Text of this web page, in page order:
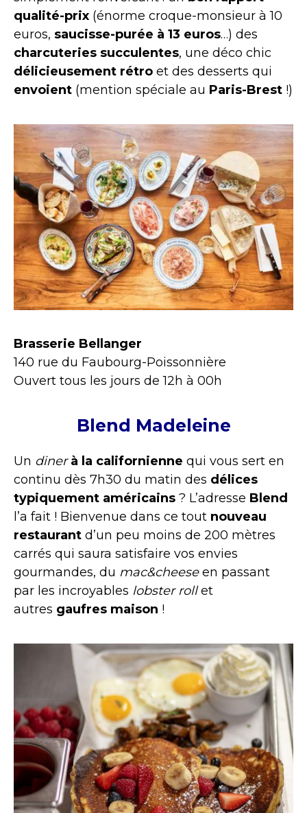
qualité-prix (énorme croque-monsieur à 10
euros, saucisse-purée à 13 euros…) des
charcuteries succulentes, une déco chic
délicieusement rétro et des desserts qui
envoient (mention spéciale au Paris-Brest !)
Brasserie Bellanger
140 rue du Faubourg-Poissonnière
Ouvert tous les jours de 12h à 00h
Blend Madeleine
Un dinerà la californienne qui vous sert en
continu dès 7h30 du matin des délices
typiquement américains ? L’adresse Blend
l’a fait ! Bienvenue dans ce tout nouveau
restaurant d’un peu moins de 200 mètres
carrés qui saura satisfaire vos envies
gourmandes, du mac&cheeseen passant
par les incroyables lobster rollet
autres gaufres maison !